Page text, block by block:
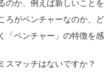
のか、例えば新しいこと
ろがベンチャーなのか、
「ベンチャー」の特徴を
スマッチはないですか？